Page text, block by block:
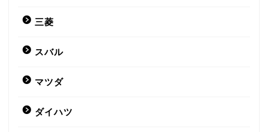
三菱
スバル
マツダ
ダイハツ